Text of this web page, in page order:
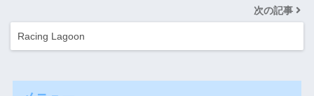
次の記事
Racing Lagoon